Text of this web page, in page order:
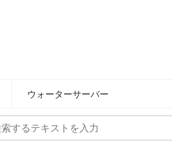
ウォーターサーバー